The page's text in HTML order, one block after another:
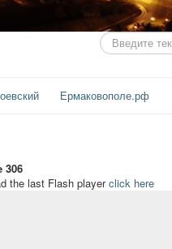
Искать...
Ермаковополе.рф
306
the last Flash playerclick here